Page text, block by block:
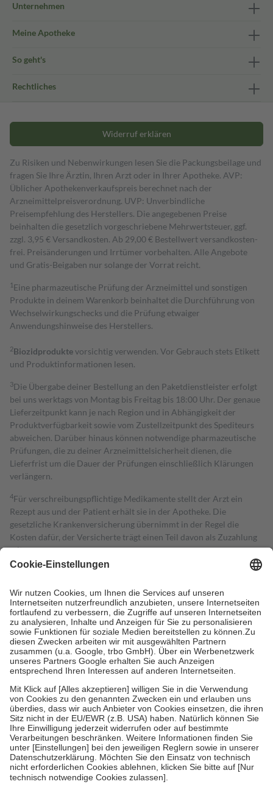
Unternehmen
Meine Apotheke
So geht's
Rechtliches
Widerruf erklären
Zu Risiken und Nebenwirkungen lesen Sie die Packungsbeilage und
fragen Sie Ihre Ärztin, Ihren Arzt oder in Ihrer Apotheke. AVP:
Üblicher Apothekenverkaufspreis berechnet nach der
Arzneimittelpreisverordnung. UVP: Unverbindliche
Preisempfehlung des Herstellers. Die angegebenen Preise
beinhalten die gesetzlich vorgeschriebene Mehrwertsteuer, ggf.
zzgl. 3,95 € Versandkosten. Ab 29,00 € Bestell­wert versand­kosten­
frei. Preisänderungen und Irrtümer vorbehalten. Alle Angebote
und Gratis-Beigaben nur solange der Vorrat reicht.
1 Eine pharmazeutische Prüfung der Arzneimittel und sonstigen
Produkte in deinem Warenkorb beinhaltet die Durchführung von
Wechselwirkungschecks und die Prüfung etwaiger
Anwendungshinweise des Herstellers.
2Biozidproduktevorsichtig verwenden. Vor Gebrauch stets Etikett
und Produktinformationen lesen.
3Die Übergabe deiner Bestellung an den Paketdienstleister erfolgt
bei uns werktags von Montag bis Freitag bis 18:00 Uhr. Der genaue
Lieferzeitpunkt kann je nach Region und in Abhängigkeit der
Produktverfügbarkeit sowie vom Zustellzeitpunkt des Spediteurs
abweichen. Darüber hinaus können notwendige pharmazeutische
Prüfungen, die zu deiner Arzneimittelsicherheit dienen, die
Lieferfrist um die Dauer der Prüfungen einschließlich Klärungen
verlängern.
4Für verschreibungspflichtige Medikamente stellt der Arzt ein
Rezept aus und der Patient erhält sie in der Apotheke. Die
gesetzliche Krankenversicherung übernimmt in der Regel die
Kosten dafür, der Versicherte trägt einen Teil davon als Zuzahlung
mit.
Grundsätzlich leisten Mitglieder Zuzahlungen in Höhe von zehn
höchstens zehn Euro.
Es sind jedoch nie mehr als die tatsächlichen
Kosten der Leistung zu entrichten.
Diese Regeln gelten grundsätzlich auch für Online-Apotheken.
Bei Heilmitteln und häuslicher Krankenpflege beträgt die
Zuzahlung zehn Prozent der Kosten sowie zehn Euro je
Verordnung.
Um das Engagement der Versicherten für ihre eigene Gesundheit zu
stärken und die besondere Stellung der Familie zu unterstützen,
fallenkeine Zuzahlungenan bei:
• Kindern und Jugendlichen bis zum vollendeten 18. Lebensjahr
mit Ausnahme der Fahrkosten
• Untersuchungen zur Vorsorge und Früherkennung, die von der
GKV getragen werden
• empfohlenen Schutzimpfungen
• Harn- und Blutteststreifen